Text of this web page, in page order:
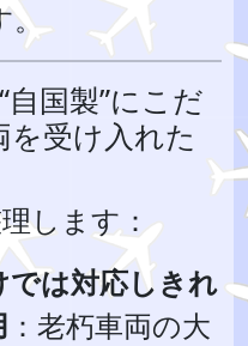
国製”にこだ
受け入れた
します：
では対応しきれ
：老朽車両の大